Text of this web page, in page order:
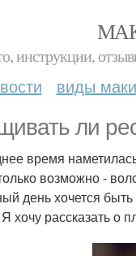
инструкции,
виды
ли
время
возможно -
день хочется
хочу рассказать о